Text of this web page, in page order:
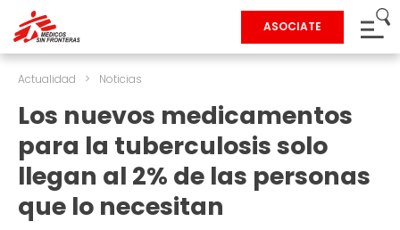
ASOCIATE
Actualidad > Noticias
Los nuevos medicamentos
para la tuberculosis solo
llegan al 2% de las personas
que lo necesitan